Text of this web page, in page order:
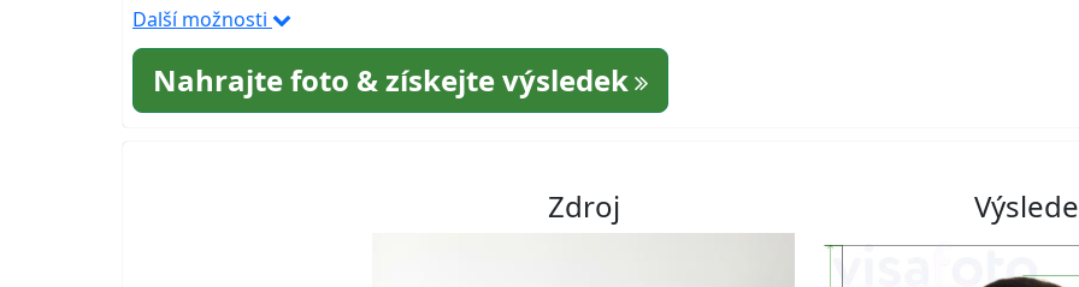
Další možnosti
Nahrajte foto & získejte výsledek
Zdroj